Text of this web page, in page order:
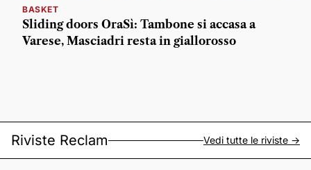
BASKET
Sliding doors OraSì: Tambone si accasa a
Varese, Masciadri resta in giallorosso
Riviste Reclam Vedi tutte le riviste ->